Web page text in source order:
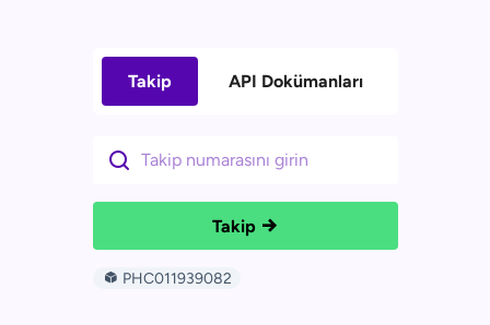
Takip API Dokümanları
Takip
PHC011939082